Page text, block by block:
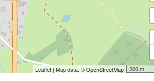
300 m
Leaflet| Map data: ©OpenStreetMap